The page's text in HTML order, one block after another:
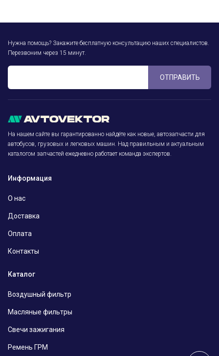
Нужна помощь? Закажите бесплатную консультацию наших специалистов.
Перезвоним через 15 минут.
ОТПРАВИТЬ
На нашем сайте вы гарантированно найдёте как новые, автозапчасти для
автобусов, грузовых и легковых машин. Над правильным и актуальным
каталогом запчастей ежедневно работает команда экспертов.
Информация
О нас
Доставка
Оплата
Контакты
Каталог
Воздушный фильтр
Масляные фильтры
Свечи зажигания
Ремень ГРМ